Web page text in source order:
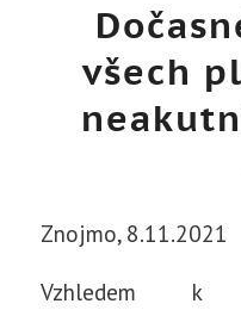
všech
Znojmo, 8.11.2021
Vzhledem k